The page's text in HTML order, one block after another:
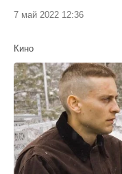
7 май 2022 12:36
Кино